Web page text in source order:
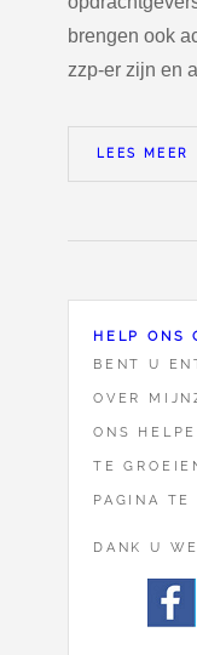
brengen ook
zzp-er zijn en
LEES MEER
HELP ONS
BENT U
OVER
ONS
TE
PAGINA TE
DANK U